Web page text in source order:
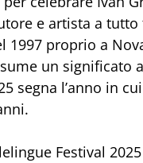
e artista a tutto
1997 proprio a
un significato
segna l’anno in
Festival